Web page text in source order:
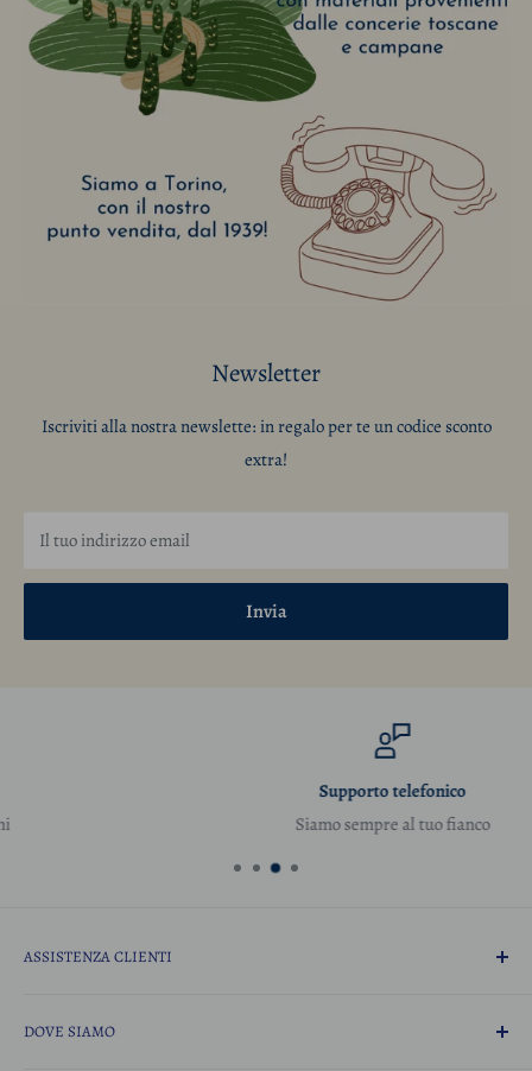
Newsletter
Iscriviti alla nostra newslette: in regalo per te un codice sconto
extra!
Il tuo indirizzo email
Invia
Supporto telefonico
Siamo sempre al tuo fianco
ASSISTENZA CLIENTI
whatsapp:
DOVE SIAMO